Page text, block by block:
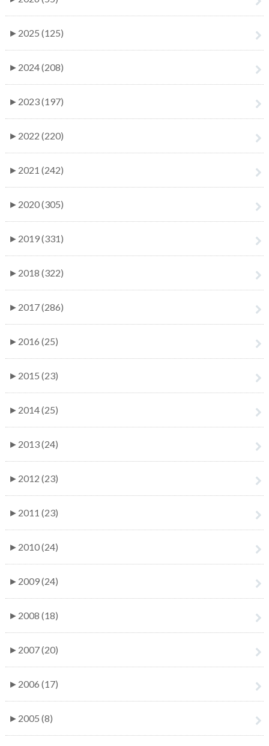
► 2025 (125)
► 2024 (208)
► 2023 (197)
► 2022 (220)
► 2021 (242)
► 2020 (305)
► 2019 (331)
► 2018 (322)
► 2017 (286)
► 2016 (25)
► 2015 (23)
► 2014 (25)
► 2013 (24)
► 2012 (23)
► 2011 (23)
► 2010 (24)
► 2009 (24)
► 2008 (18)
► 2007 (20)
► 2006 (17)
► 2005 (8)